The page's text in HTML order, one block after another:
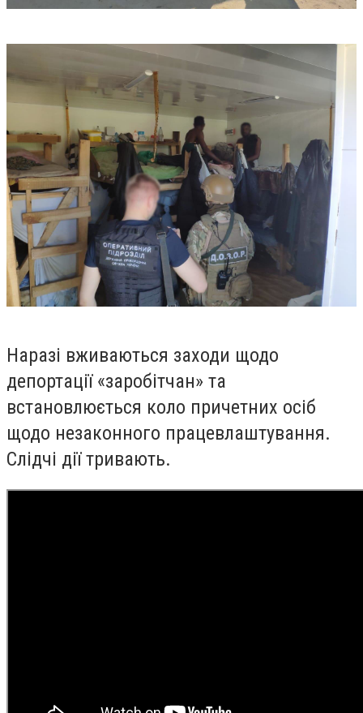
Наразі вживаються заходи щодо
депортації «заробітчан» та
встановлюється коло причетних осіб
щодо незаконного працевлаштування.
Слідчі дії тривають.